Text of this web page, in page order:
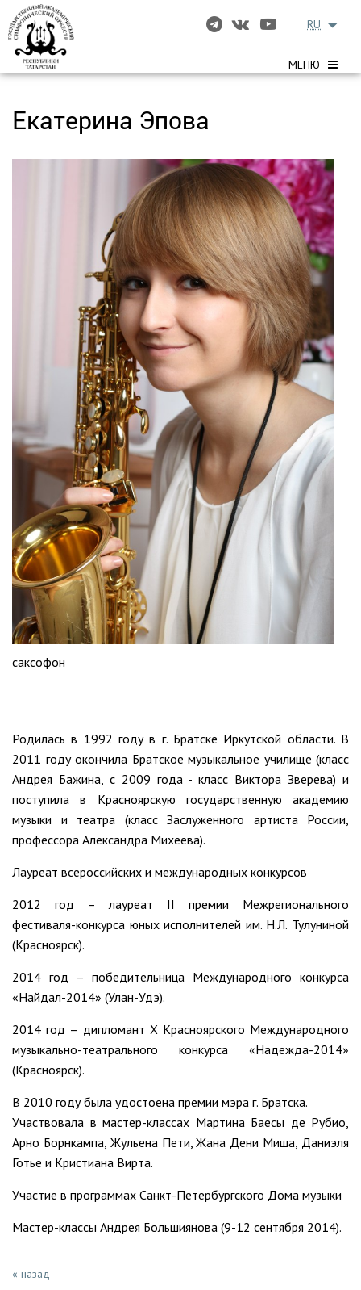
МЕНЮ
RU
Екатерина Эпова
саксофон
Родилась в 1992 году в г. Братске Иркутской области. В
2011 году окончила Братское музыкальное училище (класс
Андрея Бажина, с 2009 года - класс Виктора Зверева) и
поступила в Красноярскую государственную академию
музыки и театра (класс Заслуженного артиста России,
профессора Александра Михеева).
Лауреат всероссийских и международных конкурсов
2012 год – лауреат II премии Межрегионального
фестиваля-конкурса юных исполнителей им. Н.Л. Тулуниной
(Красноярск).
2014 год – победительница Международного конкурса
«Найдал-2014» (Улан-Удэ).
2014 год – дипломант X Красноярского Международного
музыкально-театрального конкурса «Надежда-2014»
(Красноярск).
В 2010 году была удостоена премии мэра г. Братска.
Участвовала в мастер-классах Мартина Баесы де Рубио,
Арно Борнкампа, Жульена Пети, Жана Дени Миша, Даниэля
Готье и Кристиана Вирта.
Участие в программах Санкт-Петербургского Дома музыки
Мастер-классы Андрея Большиянова (9-12 сентября 2014).
« назад